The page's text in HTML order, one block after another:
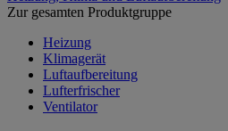
Zur gesamten Produktgruppe
Heizung
Klimagerät
Luftaufbereitung
Lufterfrischer
Ventilator